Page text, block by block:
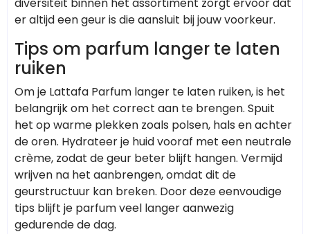
diversiteit binnen het assortiment zorgt ervoor dat
er altijd een geur is die aansluit bij jouw voorkeur.
Tips om parfum langer te laten
ruiken
Om je Lattafa Parfum langer te laten ruiken, is het
belangrijk om het correct aan te brengen. Spuit
het op warme plekken zoals polsen, hals en achter
de oren. Hydrateer je huid vooraf met een neutrale
crème, zodat de geur beter blijft hangen. Vermijd
wrijven na het aanbrengen, omdat dit de
geurstructuur kan breken. Door deze eenvoudige
tips blijft je parfum veel langer aanwezig
gedurende de dag.